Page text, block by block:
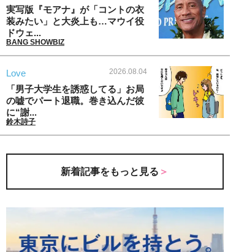
実写版『モアナ』が「コントの衣
装みたい」と大炎上も…マウイ役
ドウェ...
BANG SHOWBIZ
Love 2026.08.04
「男子大学生を誘惑してる」お局
の嘘でパート退職。巻き込んだ彼
に“謝...
鈴木詩子
新着記事をもっと見る